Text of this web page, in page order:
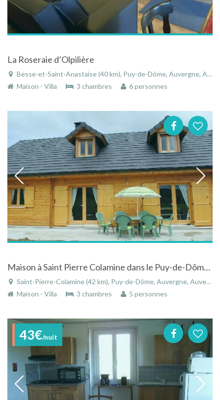
La Roseraie d’Olpilière
Besse-et-Saint-Anastaise (40 km), Puy-de-Dôme, Auvergne, Auvergne-Rhône-Alpes, France
Maison - Villa
3 chambres 6 personnes
Maison à Saint Pierre Colamine dans le Puy-de-Dôme en Auvergne avec superbe vue sur montagne
Saint-Pierre-Colamine (42 km), Puy-de-Dôme, Auvergne, Auvergne-Rhône-Alpes, France
Maison - Villa
3 chambres 5 personnes
43€/nuit